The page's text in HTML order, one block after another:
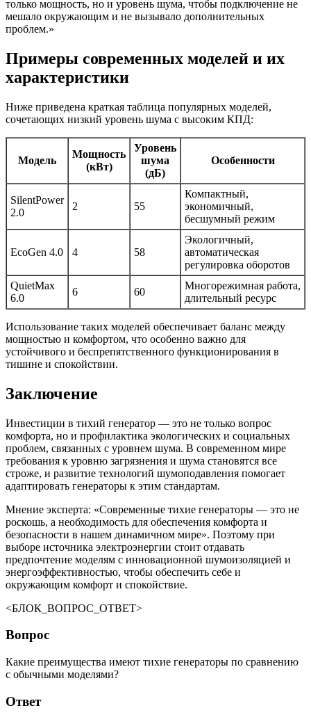
только мощность, но и уровень шума, чтобы подключение не
мешало окружающим и не вызывало дополнительных
проблем.»
Примеры современных моделей и их
характеристики
Ниже приведена краткая таблица популярных моделей,
сочетающих низкий уровень шума с высоким КПД:
Модель
Мощность
(кВт)
Уровень
шума
(дБ)
Особенности
SilentPower
2.0
2 55
Компактный,
экономичный,
бесшумный режим
EcoGen 4.0 4 58
Экологичный,
автоматическая
регулировка оборотов
QuietMax
6.0
6 60
Многорежимная работа,
длительный ресурс
Использование таких моделей обеспечивает баланс между
мощностью и комфортом, что особенно важно для
устойчивого и беспрепятственного функционирования в
тишине и спокойствии.
Заключение
Инвестиции в тихий генератор — это не только вопрос
комфорта, но и профилактика экологических и социальных
проблем, связанных с уровнем шума. В современном мире
требования к уровню загрязнения и шума становятся все
строже, и развитие технологий шумоподавления помогает
адаптировать генераторы к этим стандартам.
Мнение эксперта: «Современные тихие генераторы — это не
роскошь, а необходимость для обеспечения комфорта и
безопасности в нашем динамичном мире». Поэтому при
выборе источника электроэнергии стоит отдавать
предпочтение моделям с инновационной шумоизоляцией и
энергоэффективностью, чтобы обеспечить себе и
окружающим комфорт и спокойствие.
<БЛОК_ВОПРОС_ОТВЕТ>
Вопрос
Какие преимущества имеют тихие генераторы по сравнению
с обычными моделями?
Ответ